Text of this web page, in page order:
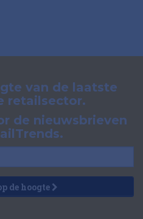
van de laatste
retailsector.
de nieuwsbrieven
de hoogte